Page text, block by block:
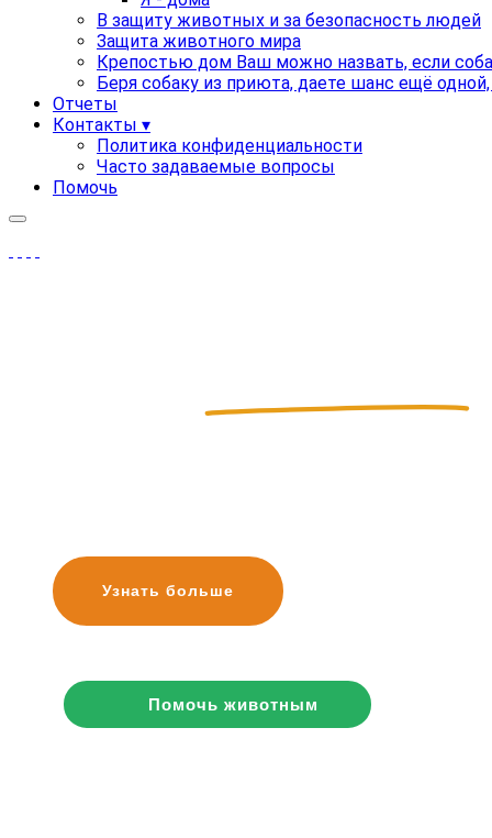
В защиту животных и за безопасность людей
Защита животного мира
Крепостью дом Ваш можно назвать, если
Беря собаку из приюта, даете шанс ещё
Отчеты
Контакты ▾
Политика конфиденциальности
Часто задаваемые вопросы
Помочь
Узнать больше
Помочь животным